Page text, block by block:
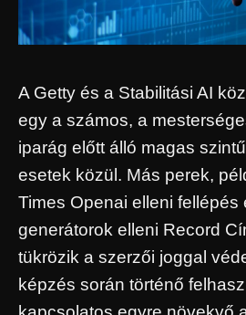
A Getty és a Stabilitási AI
egy a számos, a
iparág előtt álló magas
esetek közül. Más perek,
Times Openai elleni fellépés
generátorok elleni Record
tükrözik a szerzői joggal
képzés során történő